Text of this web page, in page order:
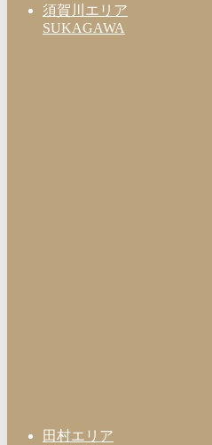
須賀川エリア
SUKAGAWA
田村エリア